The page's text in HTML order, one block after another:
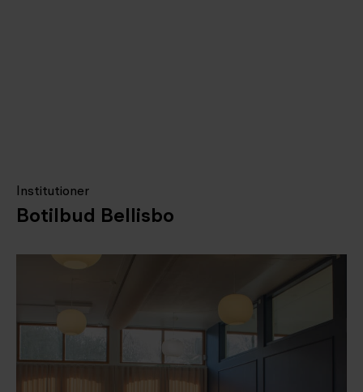
Institutioner
Botilbud Bellisbo